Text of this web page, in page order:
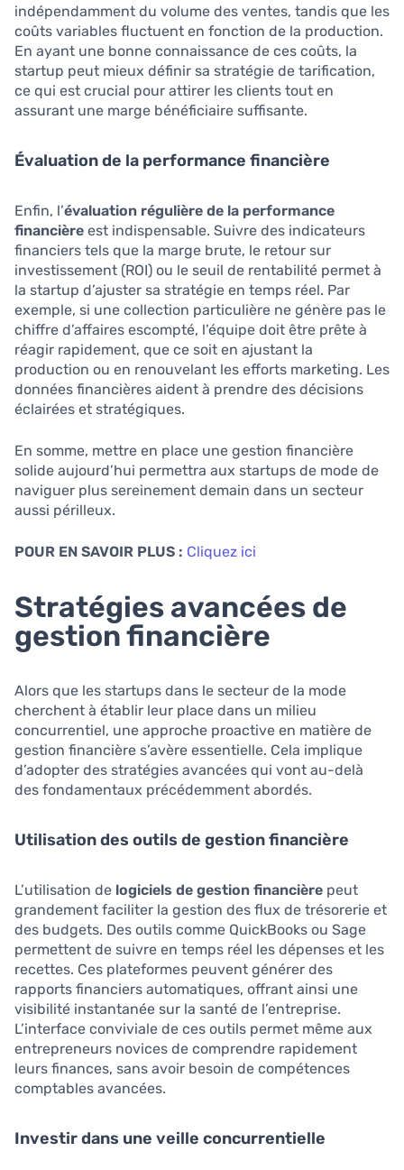
indépendamment du volume des ventes, tandis que les
coûts variables fluctuent en fonction de la production.
En ayant une bonne connaissance de ces coûts, la
startup peut mieux définir sa stratégie de tarification,
ce qui est crucial pour attirer les clients tout en
assurant une marge bénéficiaire suffisante.
Évaluation de la performance financière
Enfin, l’évaluation régulière de la performance
financière est indispensable. Suivre des indicateurs
financiers tels que la marge brute, le retour sur
investissement (ROI) ou le seuil de rentabilité permet à
la startup d’ajuster sa stratégie en temps réel. Par
exemple, si une collection particulière ne génère pas le
chiffre d’affaires escompté, l’équipe doit être prête à
réagir rapidement, que ce soit en ajustant la
production ou en renouvelant les efforts marketing. Les
données financières aident à prendre des décisions
éclairées et stratégiques.
En somme, mettre en place une gestion financière
solide aujourd’hui permettra aux startups de mode de
naviguer plus sereinement demain dans un secteur
aussi périlleux.
POUR EN SAVOIR PLUS : Cliquez ici
Stratégies avancées de
gestion financière
Alors que les startups dans le secteur de la mode
cherchent à établir leur place dans un milieu
concurrentiel, une approche proactive en matière de
gestion financière s’avère essentielle. Cela implique
d’adopter des stratégies avancées qui vont au-delà
des fondamentaux précédemment abordés.
Utilisation des outils de gestion financière
L’utilisation de logiciels de gestion financière peut
grandement faciliter la gestion des flux de trésorerie et
des budgets. Des outils comme QuickBooks ou Sage
permettent de suivre en temps réel les dépenses et les
recettes. Ces plateformes peuvent générer des
rapports financiers automatiques, offrant ainsi une
visibilité instantanée sur la santé de l’entreprise.
L’interface conviviale de ces outils permet même aux
entrepreneurs novices de comprendre rapidement
leurs finances, sans avoir besoin de compétences
comptables avancées.
Investir dans une veille concurrentielle